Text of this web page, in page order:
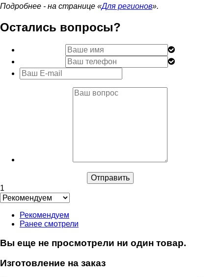
Подробнее - на странице «Для регионов».
Остались вопросы?
1
Рекомендуем
Ранее смотрели
Вы еще не просмотрели ни один товар.
Изготовление на заказ